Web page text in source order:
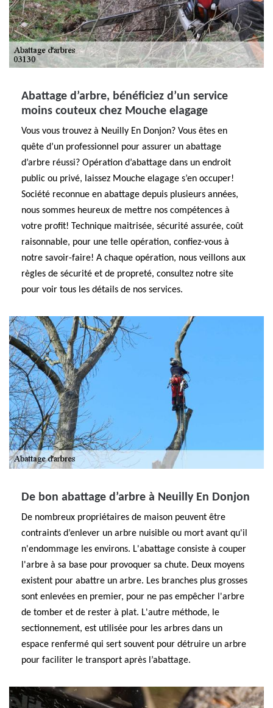
Abattage d’arbre, bénéficiez d’un service
moins couteux chez Mouche elagage
Vous vous trouvez à Neuilly En Donjon? Vous êtes en
quête d’un professionnel pour assurer un abattage
d’arbre réussi? Opération d’abattage dans un endroit
public ou privé, laissez Mouche elagage s’en occuper!
Société reconnue en abattage depuis plusieurs années,
nous sommes heureux de mettre nos compétences à
votre profit! Technique maitrisée, sécurité assurée, coût
raisonnable, pour une telle opération, confiez-vous à
notre savoir-faire! A chaque opération, nous veillons aux
règles de sécurité et de propreté, consultez notre site
pour voir tous les détails de nos services.
De bon abattage d’arbre à Neuilly En Donjon
De nombreux propriétaires de maison peuvent être
contraints d’enlever un arbre nuisible ou mort avant qu'il
n'endommage les environs. L'abattage consiste à couper
l'arbre à sa base pour provoquer sa chute. Deux moyens
existent pour abattre un arbre. Les branches plus grosses
sont enlevées en premier, pour ne pas empêcher l'arbre
de tomber et de rester à plat. L'autre méthode, le
sectionnement, est utilisée pour les arbres dans un
espace renfermé qui sert souvent pour détruire un arbre
pour faciliter le transport après l’abattage.